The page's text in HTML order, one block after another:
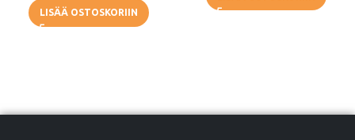
LISÄÄ OSTOSKORIIN